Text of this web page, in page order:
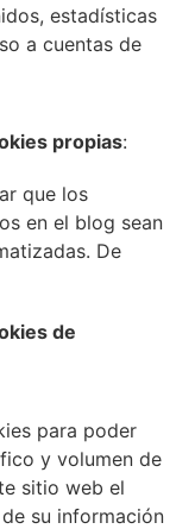
estadísticas
a cuentas de
propias:
que los
en el blog sean
De
de
para poder
y volumen de
sitio web el
su información